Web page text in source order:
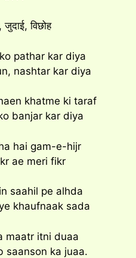
जुदाई, विछोह
pathar kar diya
nashtar kar diya
khatme ki taraf
banjar kar diya
hai gam-e-hijr
ae meri fikr
saahil pe alhda
khaufnaak sada
maatr itni duaa
saanson ka juaa.